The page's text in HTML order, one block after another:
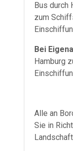
Bus durch
zum
Bei
Hamburg
Alle an
Sie in